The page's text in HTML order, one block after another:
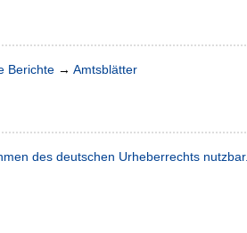
Berichte → Amtsblätter
des deutschen Urheberrechts nutzbar.